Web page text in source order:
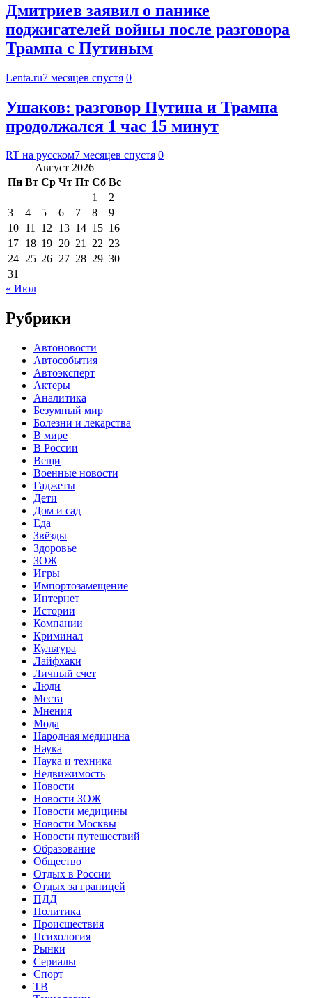
Дмитриев заявил о панике
поджигателей войны после разговора
Трампа с Путиным
Lenta.ru7 месяцев спустя 0
Ушаков: разговор Путина и Трампа
продолжался 1 час 15 минут
RT на русском7 месяцев спустя 0
Август 2026
Пн Вт Ср Чт Пт Сб Вс
1
2
3
4 5 6 7 8
9
10 11 12 13 14 15 16
17 18 19 20 21 22 23
24 25 26 27 28 29 30
31
« Июл
Рубрики
Автоновости
Автособытия
Автоэксперт
Актеры
Аналитика
Безумный мир
Болезни и лекарства
В мире
В России
Вещи
Военные новости
Гаджеты
Дети
Дом и сад
Еда
Звёзды
Здоровье
ЗОЖ
Игры
Импортозамещение
Интернет
Истории
Компании
Криминал
Культура
Лайфхаки
Личный счет
Люди
Места
Мнения
Мода
Народная медицина
Наука
Наука и техника
Недвижимость
Новости
Новости ЗОЖ
Новости медицины
Новости Москвы
Новости путешествий
Образование
Общество
Отдых в России
Отдых за границей
ПДД
Политика
Происшествия
Психология
Рынки
Сериалы
Спорт
ТВ